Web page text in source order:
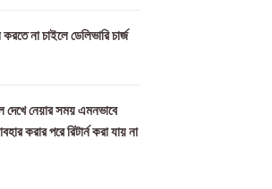
না চাইলে ডেলিভারি চার্জ
দেখে নেয়ার সময় এমনভাবে
করার পরে রিটার্ন করা যায় না